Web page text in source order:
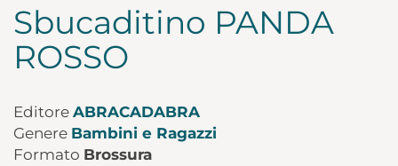
Sbucaditino PANDA
ROSSO
Editore ABRACADABRA
Genere Bambini e Ragazzi
Formato Brossura